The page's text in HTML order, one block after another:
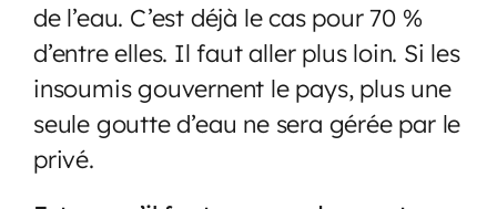
de l’eau. C’est déjà le cas pour 70 %
d’entre elles. Il faut aller plus loin. Si les
insoumis gouvernent le pays, plus une
seule goutte d’eau ne sera gérée par le
privé.